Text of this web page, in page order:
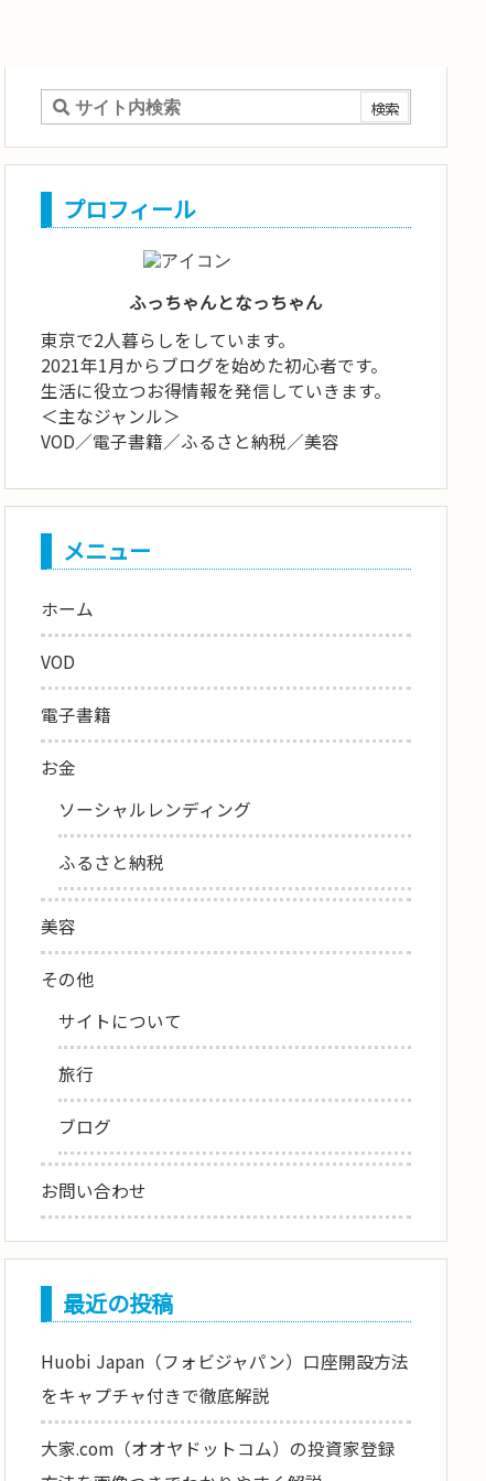
プロフィール
ふっちゃんとなっちゃん
東京で2人暮らしをしています。
2021年1月からブログを始めた初心者です。
生活に役立つお得情報を発信していきます。
＜主なジャンル＞
VOD／電子書籍／ふるさと納税／美容
メニュー
ホーム
VOD
電子書籍
お金
ソーシャルレンディング
ふるさと納税
美容
その他
サイトについて
旅行
ブログ
お問い合わせ
最近の投稿
Huobi Japan（フォビジャパン）口座開設方法
をキャプチャ付きで徹底解説
大家.com（オオヤドットコム）の投資家登録